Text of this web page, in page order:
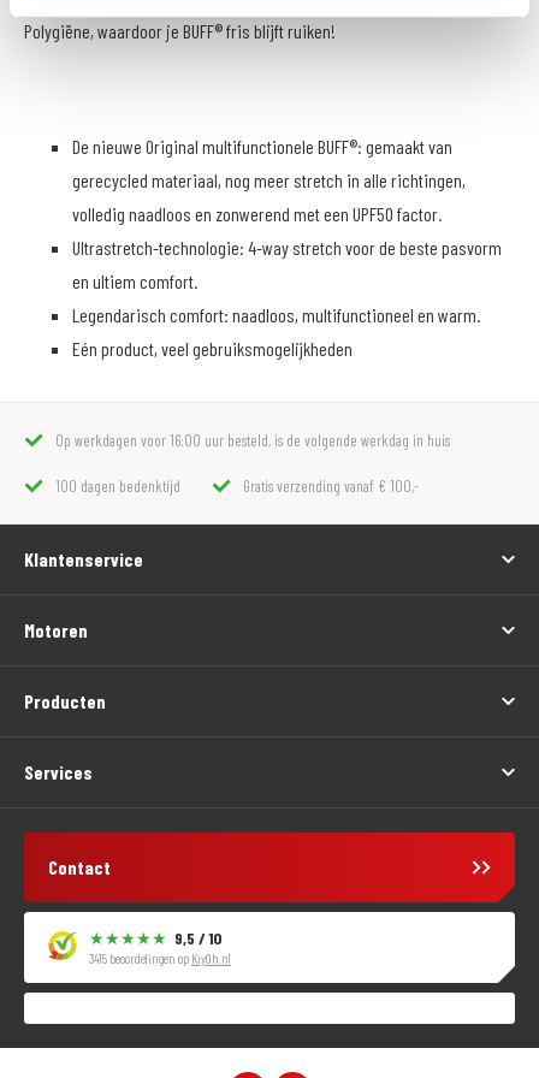
Polygiëne, waardoor je BUFF® fris blijft ruiken!
De nieuwe Original multifunctionele BUFF®: gemaakt van
gerecycled materiaal, nog meer stretch in alle richtingen,
volledig naadloos en zonwerend met een UPF50 factor.
Ultrastretch-technologie: 4-way stretch voor de beste pasvorm
en ultiem comfort.
Legendarisch comfort: naadloos, multifunctioneel en warm.
Eén product, veel gebruiksmogelijkheden
Op werkdagen voor 16:00 uur besteld, is de volgende werkdag in huis
100 dagen bedenktijd Gratis verzending vanaf € 100,-
Klantenservice
Motoren
Producten
Services
Contact
9,5 / 10
3415 beoordelingen op KiyOh.nl